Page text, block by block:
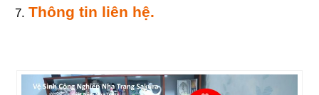
Thông tin liên hệ.